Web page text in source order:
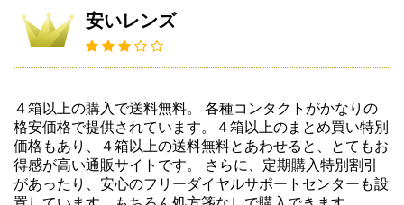
安いレンズ
４箱以上の購入で送料無料。 各種コンタクトがかなりの
格安価格で提供されています。４箱以上のまとめ買い特別
価格もあり、４箱以上の送料無料とあわせると、とてもお
得感が高い通販サイトです。 さらに、定期購入特別割引
があったり、安心のフリーダイヤルサポートセンターも設